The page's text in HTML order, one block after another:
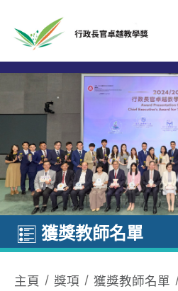
獲獎教師名單
主頁 獎項 獲獎教師名單